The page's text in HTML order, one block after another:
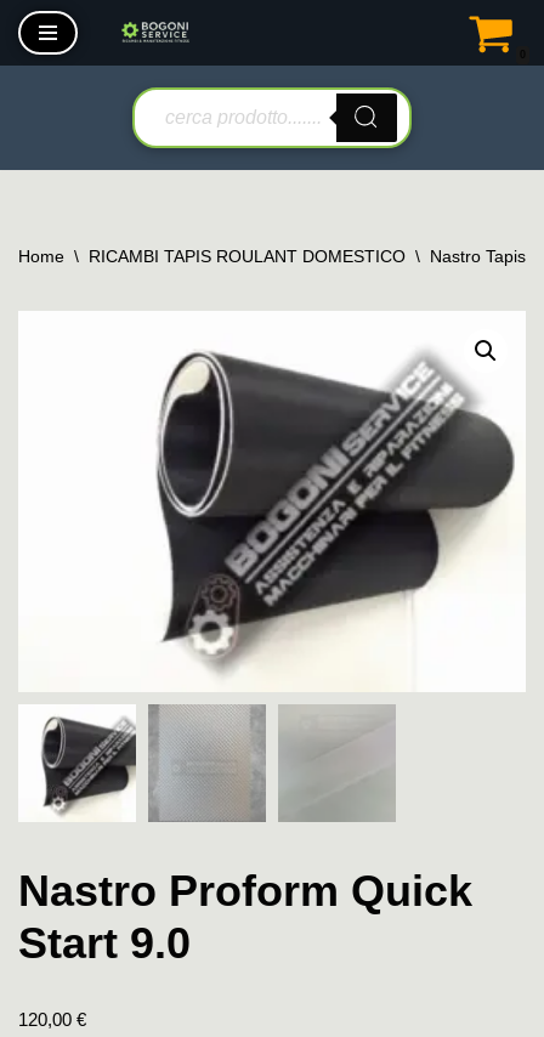
Vai
Home \ RICAMBI TAPIS ROULANT DOMESTICO \ Nastro Tapis
Nastro Proform Quick
Start 9.0
120,00 €